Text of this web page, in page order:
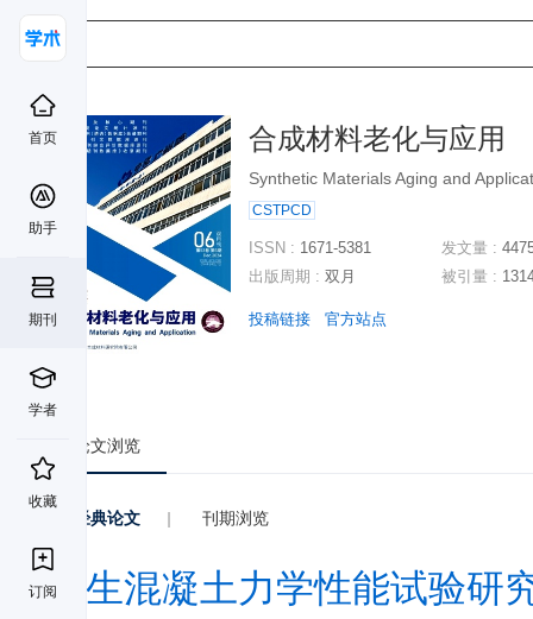
首页
助手
期刊
学者
收藏
订阅
合成材料老化与应用
Synthetic Materials Aging and
CSTPCD
ISSN : 1671-5381
出版周期 : 双月
发文量 :
被引量 :
投稿链接 官方站点
论文浏览
经典论文 | 刊期浏览
再生混凝土力学性能试验研